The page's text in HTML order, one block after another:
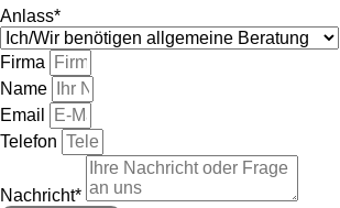
Anlass*
Firma
Name
Email
Telefon
Nachricht*